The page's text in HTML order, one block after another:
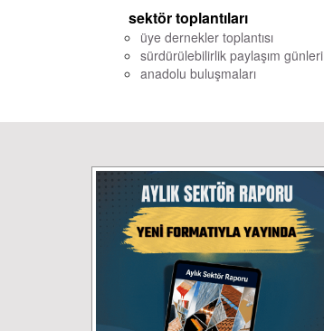
sektör toplantıları
üye dernekler toplantısı
sürdürülebilirlik paylaşım günleri
anadolu buluşmaları